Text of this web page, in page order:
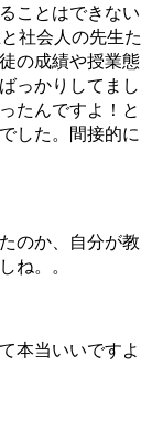
ことはできない
社会人の先生た
の成績や授業態
っかりしてまし
たんですよ！と
した。間接的に
のか、自分が教
ね。。
本当いいですよ